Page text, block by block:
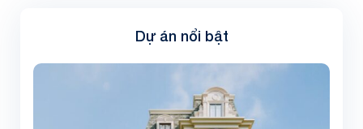
Dự án nổi bật